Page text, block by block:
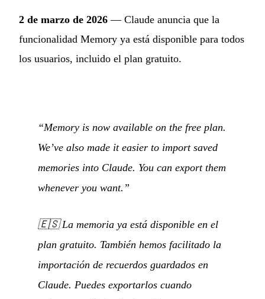
2 de marzo de 2026 — Claude anuncia que la
funcionalidad Memory ya está disponible para todos
los usuarios, incluido el plan gratuito.
“Memory is now available on the free plan.
We’ve also made it easier to import saved
memories into Claude. You can export them
whenever you want.”
🇪🇸La memoria ya está disponible en el
plan gratuito. También hemos facilitado la
importación de recuerdos guardados en
Claude. Puedes exportarlos cuando